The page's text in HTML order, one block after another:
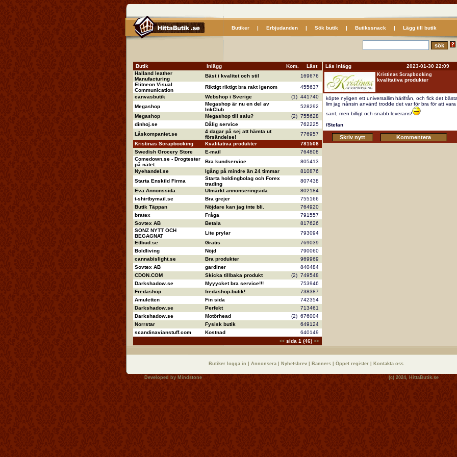
Butiker| Erbjudanden| Sök butik | Butikssnack | Lägg till butik
Butik Inlägg Kom.
Läst
Halland leather
Manufacturing
Bäst i kvalitet och stil
169676
Elitneon Visual
Communication
Riktigt riktigt bra rakt igenom
455637
canvasbutik
Webshop i Sverige (1) 441740
Megashop
Megashop är nu en del av
InkClub
528292
Megashop
Megashop till salu? (2) 755628
dinhoj.se
Dålig service
762225
Låskompaniet.se
4 dagar på sej att hämta ut
försändelse!
776957
Kristinas Scrapbooking
Kvalitativa produkter
781508
Swedish Grocery Store
E-mail
764808
Comedown.se - Drogtester
på nätet.
Bra kundservice
805413
Nyehandel.se
Igång på mindre än 24 timmar
810876
Starta Enskild Firma
Starta holdingbolag och Forex
trading
807438
Eva Annonssida
Utmärkt annonseringsida
802184
t-shirtbymail.se
Bra grejer
755166
Butik Täppan
Nöjdare kan jag inte bli.
764920
bratex
Fråga
791557
Sovtex AB
Betala
817626
SONZ NYTT OCH
BEGAGNAT
Lite prylar
793094
Ettbud.se
Gratis
769039
Boldliving
Nöjd
790060
cannabislight.se
Bra produkter
969969
Sovtex AB
gardiner
840484
CDON.COM
Skicka tillbaka produkt (2) 749548
Darkshadow.se
Myyycket bra service!!!
753946
Fredashop
fredashop-butik!
738387
Amuletten
Fin sida
742354
Darkshadow.se
Perfekt
713461
Darkshadow.se
Motörhead (2) 676004
Norrstar
Fysisk butik
649124
scandinavianstuff.com
Kostnad 640149
<< sida 1 (46) >>
Läs inlägg 2023-01-30 22:09
Kristinas Scrapbooking
kvalitativa produkter
köpte nyligen ett universallim härifrån, och fick det
lim jag nånsin använt! trodde det var för bra för att vara
sant, men billigt och snabb leverans!
/Stefan
Butiker logga in Annonsera Nyhetsbrev Banners Öppet register Kontakta oss
Developed by Mindstone (c) 2024, HittaButik.se